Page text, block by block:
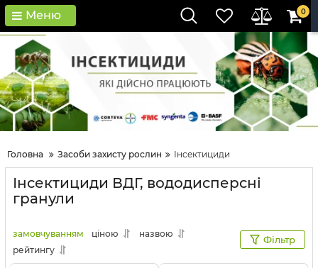
Меню 0
Головна Засоби захисту рослин Інсектициди
Інсектициди ВДГ, вододисперсні
гранули
замовчуванням ціною
назвою
рейтингу
Фільтр